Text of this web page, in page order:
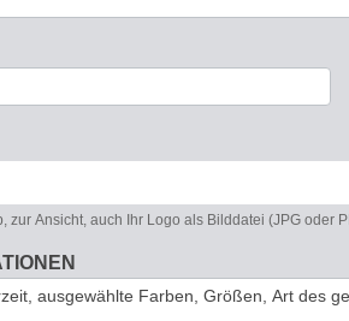
zur Ansicht, auch Ihr Logo als Bilddatei (JPG oder